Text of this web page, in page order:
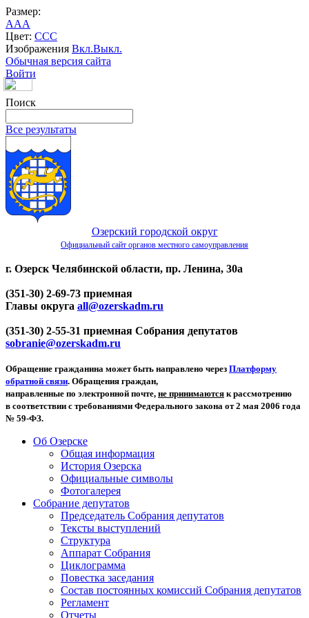
Размер:
AAA
Цвет: CCC
Изображения Вкл.Выкл.
Обычная версия сайта
Войти
Поиск
Все результаты
Озерский городской округ
Официальный сайт органов местного самоуправления
г. Озерск Челябинской области, пр. Ленина, 30а
(351-30) 2-69-73 приемная
Главы округа all@ozerskadm.ru
(351-30) 2-55-31 приемная Собрания депутатов
sobranie@ozerskadm.ru
Обращение гражданина может быть направлено через Платформу
обратной связи. Обращения граждан,
направленные по электронной почте, не принимаются к рассмотрению
в соответствии с требованиями Федерального закона от 2 мая 2006 года
№ 59-ФЗ.
Об Озерске
Общая информация
История Озерска
Официальные символы
Фотогалерея
Собрание депутатов
Председатель Собрания депутатов
Тексты выступлений
Структура
Аппарат Собрания
Циклограмма
Повестка заседания
Состав постоянных комиссий Собрания депутатов
Регламент
Отчеты